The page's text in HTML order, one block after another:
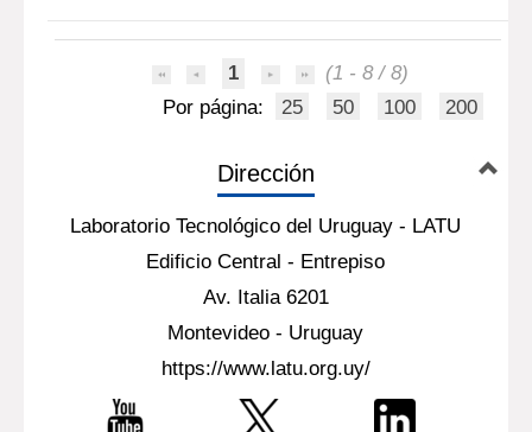
1
(1 - 8 / 8)
Por página:
25 50 100 200
Dirección
Laboratorio Tecnológico del Uruguay - LATU
Edificio Central - Entrepiso
Av. Italia 6201
Montevideo - Uruguay
https://www.latu.org.uy/